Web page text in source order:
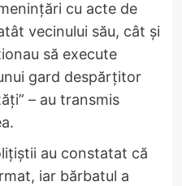
cu acte de
vecinului său, cât și
să execute
gard despărțitor
– au transmis
au constatat că
iar bărbatul a